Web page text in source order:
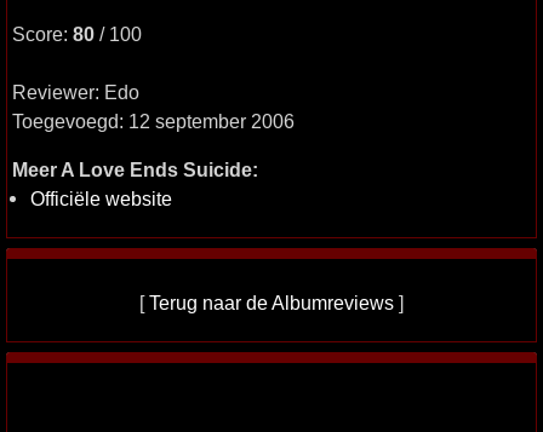
Score: 80 / 100
Reviewer: Edo
Toegevoegd: 12 september 2006
Meer A Love Ends Suicide:
Officiële website
[Terug naar de Albumreviews ]